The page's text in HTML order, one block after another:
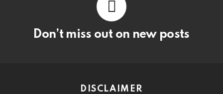
Don’t miss out on new posts
DISCLAIMER